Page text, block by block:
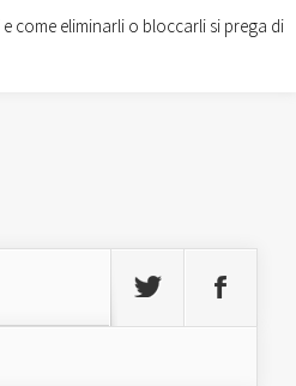
come eliminarli o bloccarli si prega di